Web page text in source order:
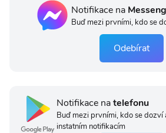
Notifikace na
Buď mezi prvními, kdo se
Odebírat
Notifikace natelefonu
Buď mezi prvními, kdo se dozví
instatním notifikacím